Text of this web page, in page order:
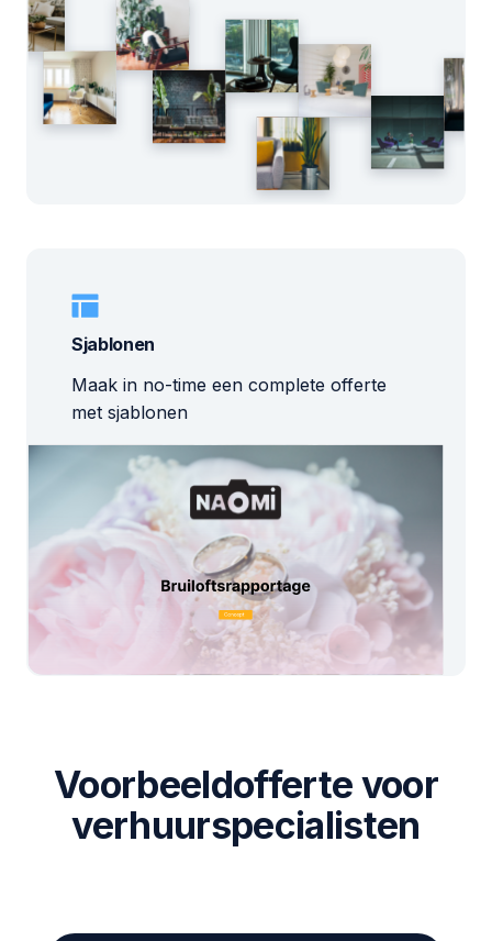
Sjablonen
Maak in no-time een complete offerte
met sjablonen
Voorbeeldofferte voor
verhuurspecialisten